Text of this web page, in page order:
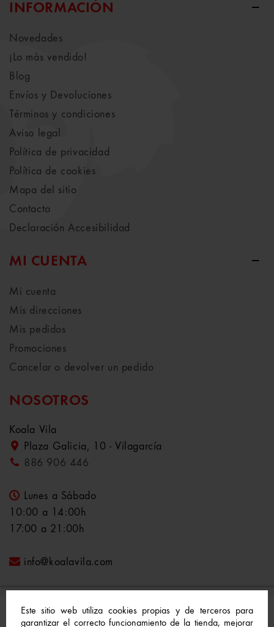
Este sitio web utiliza cookies propias y de terceros para
garantizar el correcto funcionamiento de la tienda, mejorar
INFORMACIÓN
Novedades
¡Lo más vendido!
Blog
Envíos y Devoluciones
Términos y condiciones
Aviso legal
Política de privacidad
Política de cookies
Mapa del sitio
Contacto
Declaración Accesibilidad
MI CUENTA
Mi cuenta
Mis direcciones
Mis pedidos
Promociones
Cancelar o devolver un pedido
NOSOTROS
Koala Vila
Plaza Galicia, 10 - Vilagarcía
886 906 446
Lunes a Sábado
10:00 a 14:00h
17:00 a 21:00h
info@koalavila.com